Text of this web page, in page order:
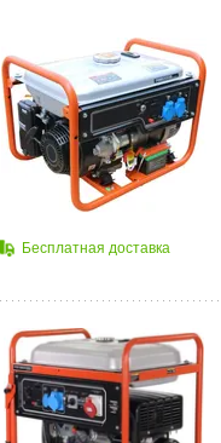
Бесплатная доставка